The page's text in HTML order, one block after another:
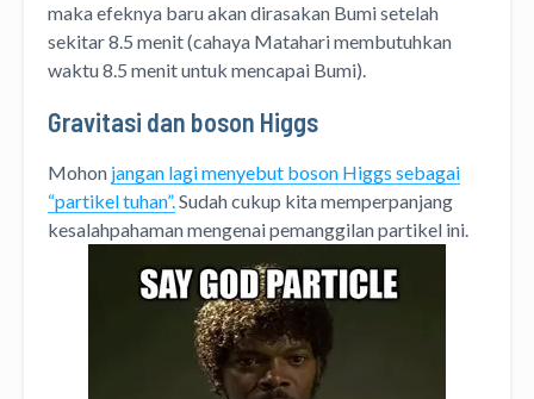
maka efeknya baru akan dirasakan Bumi setelah
sekitar 8.5 menit (cahaya Matahari membutuhkan
waktu 8.5 menit untuk mencapai Bumi).
Gravitasi dan boson Higgs
Mohon jangan lagi menyebut boson Higgs sebagai
“partikel tuhan”.Sudah cukup kita memperpanjang
kesalahpahaman mengenai pemanggilan partikel ini.